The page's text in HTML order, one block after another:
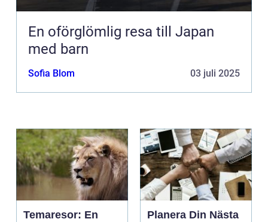
En oförglömlig resa till Japan
med barn
Sofia Blom 03 juli 2025
Temaresor: En
Planera Din Nästa